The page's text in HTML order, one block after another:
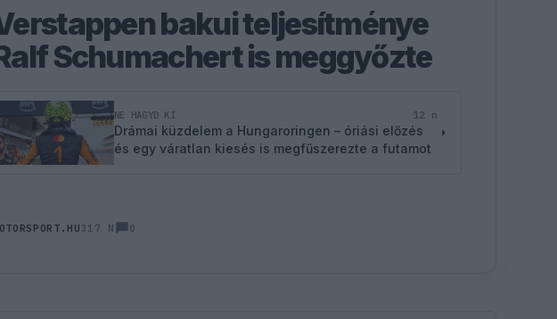
bakui teljesítménye
Schumachert is meggyőzte
NE HAGYD KI 12 n
Drámai küzdelem a Hungaroringen – óriási előzés
és egy váratlan kiesés is megfűszerezte a futamot
317 N 0